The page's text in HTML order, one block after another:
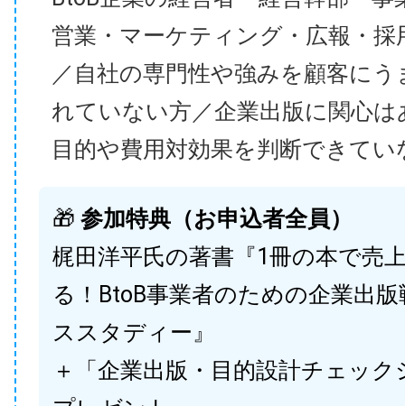
営業・マーケティング・広報・採
／自社の専門性や強みを顧客に
れていない方／企業出版に関心
目的や費用対効果を判断できてい
🎁 参加特典（お申込者全員）
梶田洋平氏の著書『1冊の本で売
る！BtoB事業者のための企業出
ススタディー』
＋「企業出版・目的設計チェック